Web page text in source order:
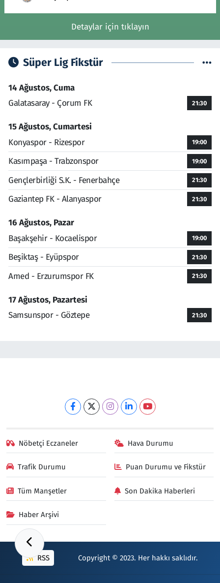
Detaylar için tıklayın
Süper Lig Fikstür
14 Ağustos, Cuma
Galatasaray - Çorum FK
21:30
15 Ağustos, Cumartesi
Konyaspor - Rizespor
19:00
Kasımpaşa - Trabzonspor 19:00
Gençlerbirliği S.K. - Fenerbahçe 21:30
Gaziantep FK - Alanyaspor 21:30
16 Ağustos, Pazar
Başakşehir - Kocaelispor
19:00
Beşiktaş - Eyüpspor 21:30
Amed - Erzurumspor FK 21:30
17 Ağustos, Pazartesi
Samsunspor - Göztepe
21:30
Nöbetçi Eczaneler Hava Durumu
Trafik Durumu Puan Durumu ve Fikstür
Tüm Manşetler Son Dakika Haberleri
Haber Arşivi
RSS Copyright © 2023. Her hakkı saklıdır.